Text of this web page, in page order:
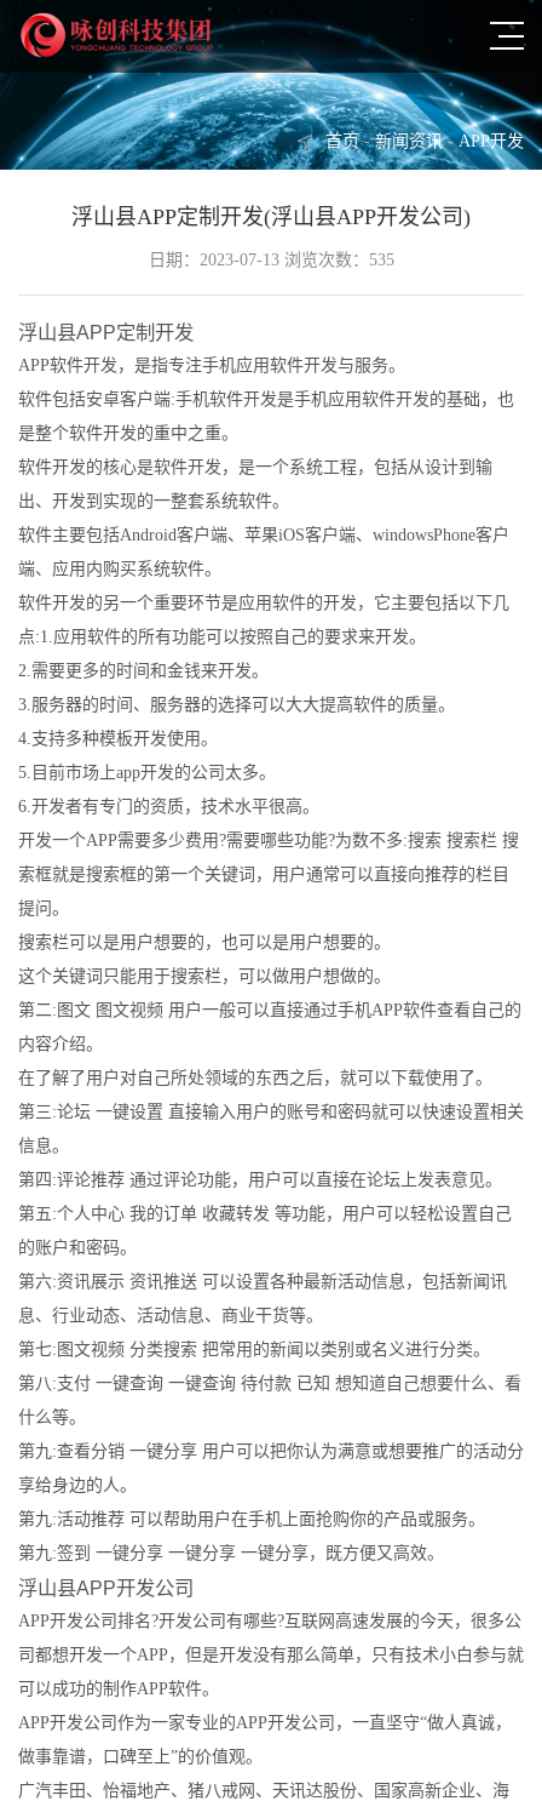
首页 - 新闻资讯 - APP开发
浮山县APP定制开发(浮山县APP开发公司)
日期：2023-07-13 浏览次数：535
浮山县APP定制开发
APP软件开发，是指专注手机应用软件开发与服务。
软件包括安卓客户端:手机软件开发是手机应用软件开发的基础，也
是整个软件开发的重中之重。
软件开发的核心是软件开发，是一个系统工程，包括从设计到输
出、开发到实现的一整套系统软件。
软件主要包括Android客户端、苹果iOS客户端、windowsPhone客户
端、应用内购买系统软件。
软件开发的另一个重要环节是应用软件的开发，它主要包括以下几
点:1.应用软件的所有功能可以按照自己的要求来开发。
2.需要更多的时间和金钱来开发。
3.服务器的时间、服务器的选择可以大大提高软件的质量。
4.支持多种模板开发使用。
5.目前市场上app开发的公司太多。
6.开发者有专门的资质，技术水平很高。
开发一个APP需要多少费用?需要哪些功能?为数不多:搜索 搜索栏 搜
索框就是搜索框的第一个关键词，用户通常可以直接向推荐的栏目
提问。
搜索栏可以是用户想要的，也可以是用户想要的。
这个关键词只能用于搜索栏，可以做用户想做的。
第二:图文 图文视频 用户一般可以直接通过手机APP软件查看自己的
内容介绍。
在了解了用户对自己所处领域的东西之后，就可以下载使用了。
第三:论坛 一键设置 直接输入用户的账号和密码就可以快速设置相关
信息。
第四:评论推荐 通过评论功能，用户可以直接在论坛上发表意见。
第五:个人中心 我的订单 收藏转发 等功能，用户可以轻松设置自己
的账户和密码。
第六:资讯展示 资讯推送 可以设置各种最新活动信息，包括新闻讯
息、行业动态、活动信息、商业干货等。
第七:图文视频 分类搜索 把常用的新闻以类别或名义进行分类。
第八:支付 一键查询 一键查询 待付款 已知 想知道自己想要什么、看
什么等。
第九:查看分销 一键分享 用户可以把你认为满意或想要推广的活动分
享给身边的人。
第九:活动推荐 可以帮助用户在手机上面抢购你的产品或服务。
第九:签到 一键分享 一键分享 一键分享，既方便又高效。
浮山县APP开发公司
APP开发公司排名?开发公司有哪些?互联网高速发展的今天，很多公
司都想开发一个APP，但是开发没有那么简单，只有技术小白参与就
可以成功的制作APP软件。
APP开发公司作为一家专业的APP开发公司，一直坚守“做人真诚，
做事靠谱，口碑至上”的价值观。
广汽丰田、怡福地产、猪八戒网、天讯达股份、国家高新企业、海